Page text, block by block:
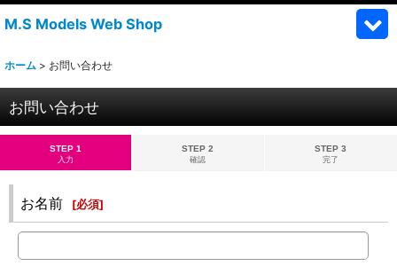
M.S Models Web Shop
ホーム > お問い合わせ
お問い合わせ
STEP 1
入力
STEP 2
確認
STEP 3
完了
お名前 [必須]